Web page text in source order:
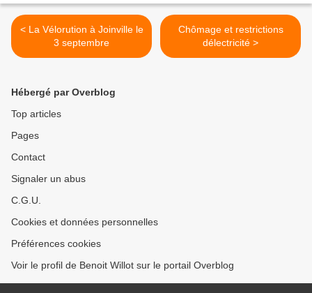
< La Vélorution à Joinville le
3 septembre
Chômage et restrictions
délectricité >
Hébergé par Overblog
Top articles
Pages
Contact
Signaler un abus
C.G.U.
Cookies et données personnelles
Préférences cookies
Voir le profil de Benoit Willot sur le portail Overblog